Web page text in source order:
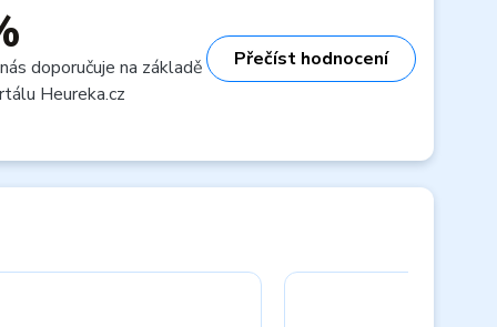
doporučuje na základě
Heureka.cz
Přečíst hodnocení